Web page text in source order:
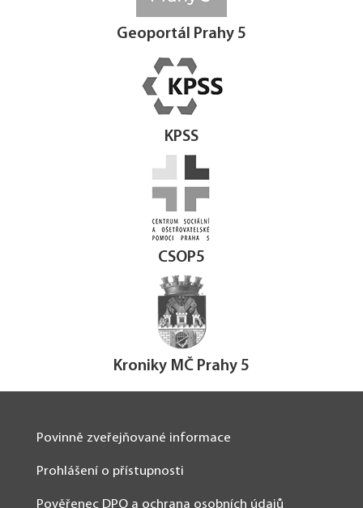
Geoportál Prahy 5
KPSS
CSOP5
Kroniky MČ Prahy 5
Povinně zveřejňované informace
Prohlášení o přístupnosti
Pověřenec DPO a ochrana osobních údajů